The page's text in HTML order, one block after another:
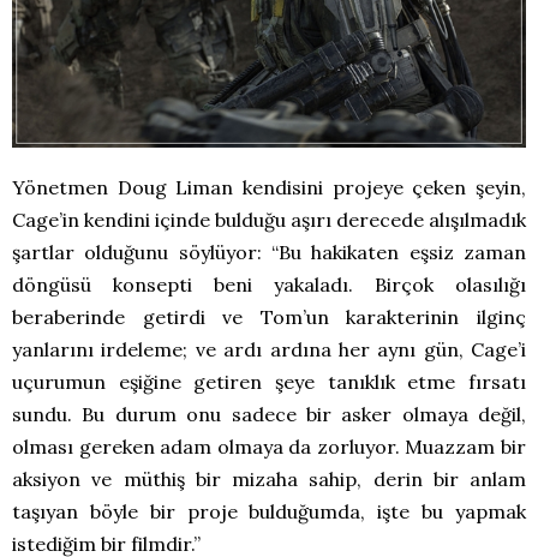
Yönetmen Doug Liman kendisini projeye çeken şeyin,
Cage’in kendini içinde bulduğu aşırı derecede alışılmadık
şartlar olduğunu söylüyor: “Bu hakikaten eşsiz zaman
döngüsü konsepti beni yakaladı. Birçok olasılığı
beraberinde getirdi ve Tom’un karakterinin ilginç
yanlarını irdeleme; ve ardı ardına her aynı gün, Cage’i
uçurumun eşiğine getiren şeye tanıklık etme fırsatı
sundu. Bu durum onu sadece bir asker olmaya değil,
olması gereken adam olmaya da zorluyor. Muazzam bir
aksiyon ve müthiş bir mizaha sahip, derin bir anlam
taşıyan böyle bir proje bulduğumda, işte bu yapmak
istediğim bir filmdir.”